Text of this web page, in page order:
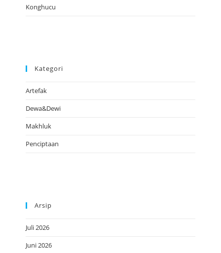
Konghucu
Kategori
Artefak
Dewa&Dewi
Makhluk
Penciptaan
Arsip
Juli 2026
Juni 2026